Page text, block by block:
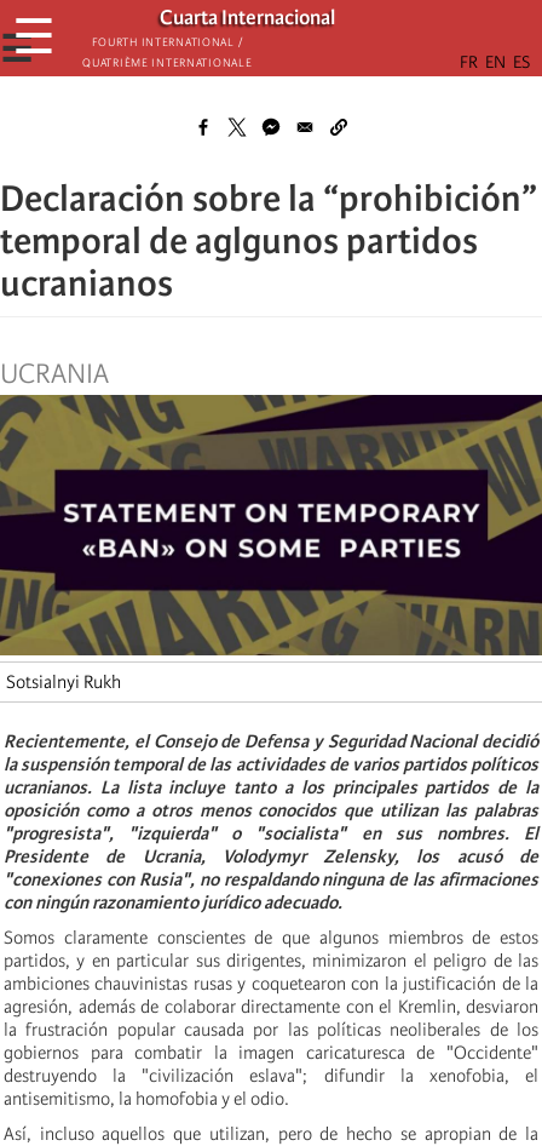
Skip
to
main
Cuarta Internacional
Fourth International /
Quatrième internationale
☰
☰
Declaración sobre la “prohibición”
temporal de aglgunos partidos
ucranianos
UCRANIA
Sotsialnyi Rukh
Recientemente, el Consejo de Defensa y Seguridad Nacional decidió
la suspensión temporal de las actividades de varios partidos políticos
ucranianos. La lista incluye tanto a los principales partidos de la
oposición como a otros menos conocidos que utilizan las palabras
"progresista", "izquierda" o "socialista" en sus nombres. El
Presidente de Ucrania, Volodymyr Zelensky, los acusó de
"conexiones con Rusia", no respaldando ninguna de las afirmaciones
con ningún razonamiento jurídico adecuado.
Somos claramente conscientes de que algunos miembros de estos
partidos, y en particular sus dirigentes, minimizaron el peligro de las
ambiciones chauvinistas rusas y coquetearon con la justificación de la
agresión, además de colaborar directamente con el Kremlin, desviaron
la frustración popular causada por las políticas neoliberales de los
gobiernos para combatir la imagen caricaturesca de "Occidente"
destruyendo la "civilización eslava"; difundir la xenofobia, el
antisemitismo, la homofobia y el odio.
Así, incluso aquellos que utilizan, pero de hecho se apropian de la